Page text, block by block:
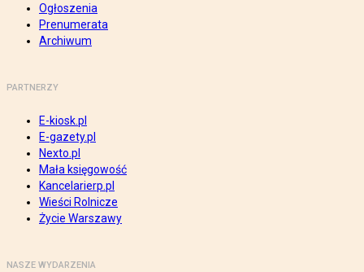
Ogłoszenia
Prenumerata
Archiwum
PARTNERZY
E-kiosk.pl
E-gazety.pl
Nexto.pl
Mała księgowość
Kancelarierp.pl
Wieści Rolnicze
Życie Warszawy
NASZE WYDARZENIA